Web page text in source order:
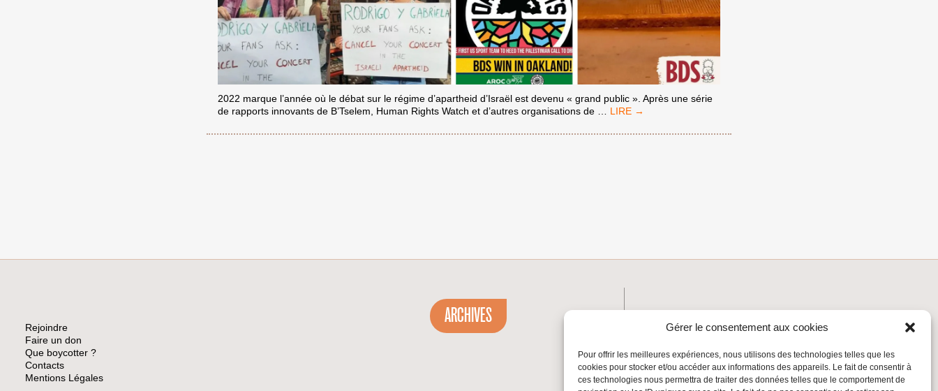
Gérer le consentement aux cookies
Pour offrir les meilleures expériences, nous utilisons des technologies telles que les
cookies pour stocker et/ou accéder aux informations des appareils. Le fait de consentir à
ces technologies nous permettra de traiter des données telles que le comportement de
2022 marque l’année où le débat sur le régime d’apartheid d’Israël est devenu « grand public ». Après une série
de rapports innovants de B’Tselem, Human Rights Watch et d’autres organisations de
SUR
VOIE
Rejoindre
Faire un don
Que boycotter ?
Contacts
Mentions Légales
ARCHIVES
INSCRIVEZ-VOUS À LA NEWSLETTER
Email